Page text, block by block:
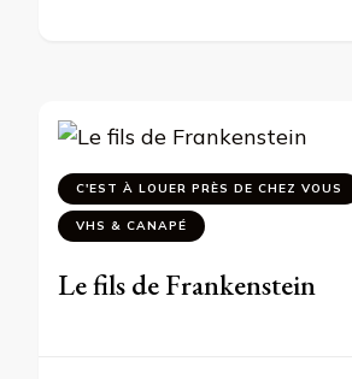
C'EST À LOUER PRÈS DE CHEZ VOUS
VHS & CANAPÉ
Le fils de Frankenstein